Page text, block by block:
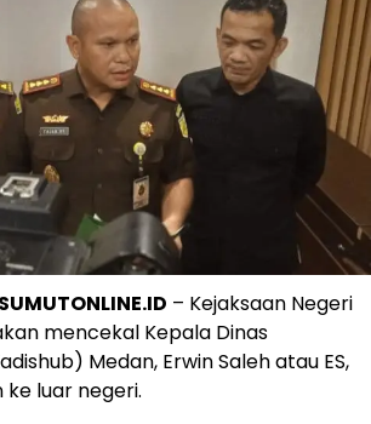
– Kejaksaan Negeri
mencekal Kepala Dinas
Medan, Erwin Saleh atau ES,
luar negeri.